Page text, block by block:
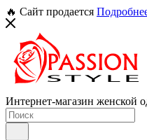
🔥 Сайт продается
Интернет-магазин женской